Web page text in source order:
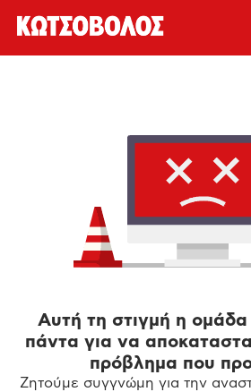
Αυτή τη στιγμή η ομάδα
πάντα για να
πρόβλημα που
Ζητούμε συγγνώμη για την